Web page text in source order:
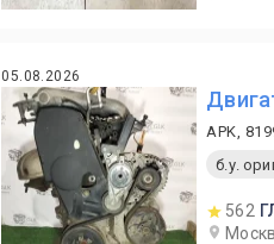
05.08.2026
APK,
б.у.
562